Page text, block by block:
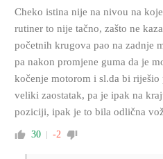
Cheko istina nije na nivou na
rutiner to nije tačno, zašto ne
početnih krugova pao na zadnje
pa nakon promjene guma da je
kočenje motorom i sl.da bi
veliki zaostatak, pa je ipak na
poziciji, ipak je to bila odlična
30 -2